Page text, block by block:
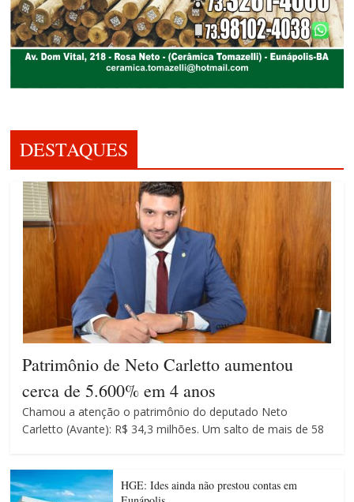
DESTAQUES
Patrimônio de Neto Carletto aumentou
cerca de 5.600% em 4 anos
Chamou a atenção o patrimônio do deputado Neto
Carletto (Avante): R$ 34,3 milhões. Um salto de mais de 58
HGE: Ides ainda não prestou contas em